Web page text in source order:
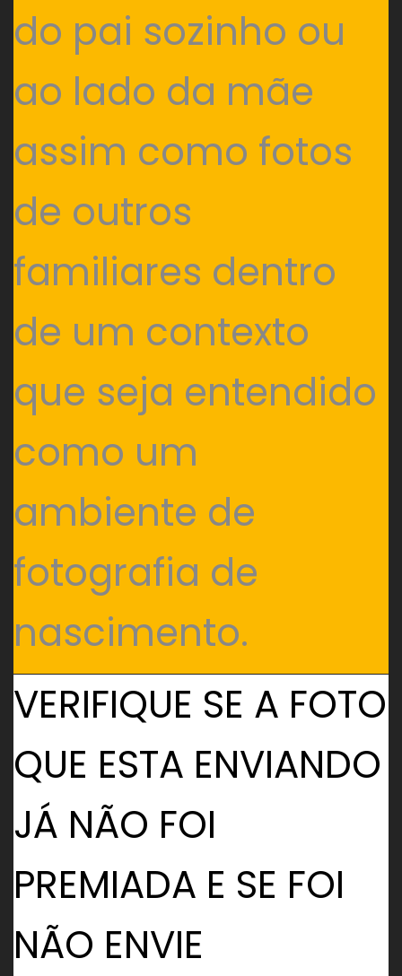
do pai sozinho ou
ao lado da mãe
assim como fotos
de outros
familiares dentro
de um contexto
que seja entendido
como um
ambiente de
fotografia de
nascimento.
VERIFIQUE SE A FOTO
QUE ESTA ENVIANDO
JÁ NÃO FOI
PREMIADA E SE FOI
NÃO ENVIE